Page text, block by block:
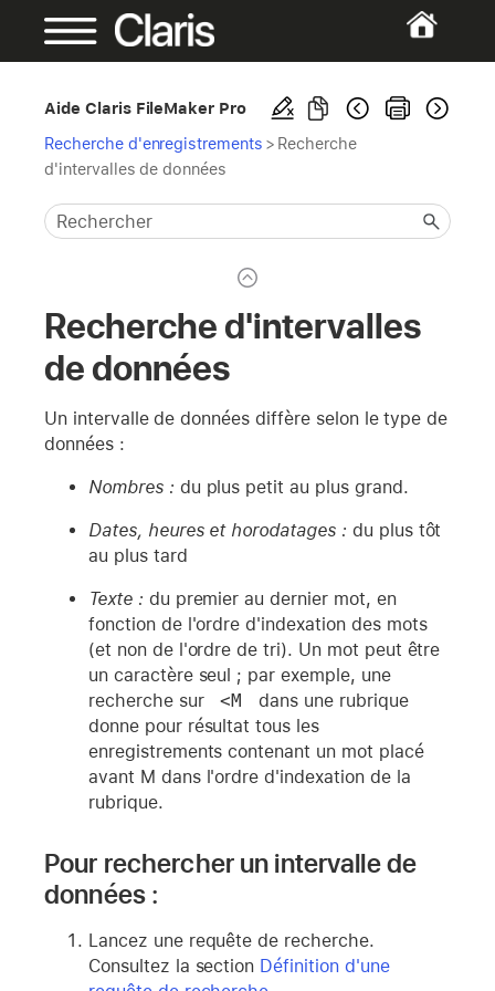
Aide Claris FileMaker Pro
Recherche d'enregistrements > Recherche
d'intervalles de données
Recherche d'intervalles
de données
Un intervalle de données diffère selon le type de
données :
Nombres : du plus petit au plus grand.
Dates, heures et horodatages : du plus tôt
au plus tard
Texte : du premier au dernier mot, en
fonction de l'ordre d'indexation des mots
(et non de l'ordre de tri). Un mot peut être
un caractère seul ; par exemple, une
recherche sur
<M
dans une rubrique
donne pour résultat tous les
enregistrements contenant un mot placé
avant M dans l'ordre d'indexation de la
rubrique.
Pour rechercher un intervalle de
données :
Lancez une requête de recherche.
Consultez la section Définition d'une